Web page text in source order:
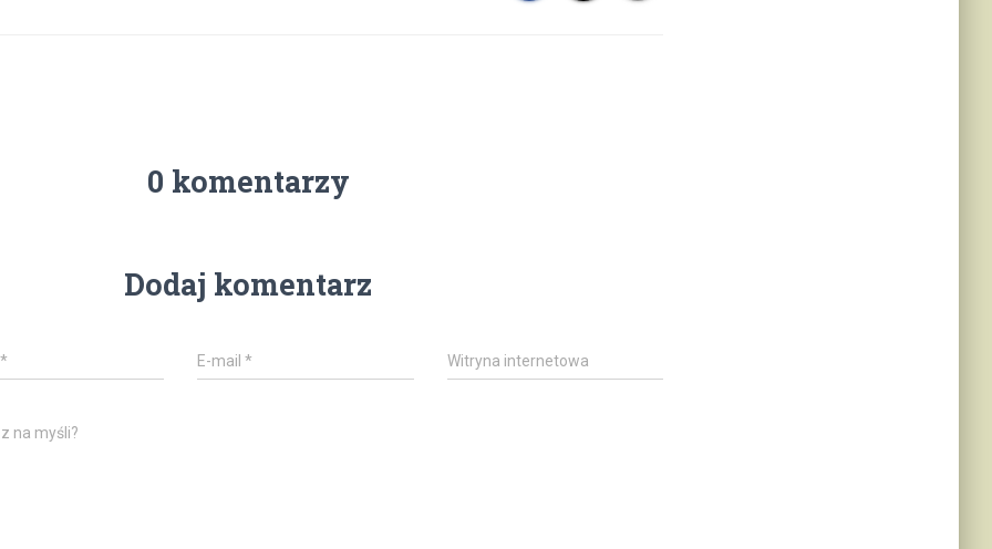
0 komentarzy
Dodaj komentarz
* E-mail* Witryna internetowa
na myśli?